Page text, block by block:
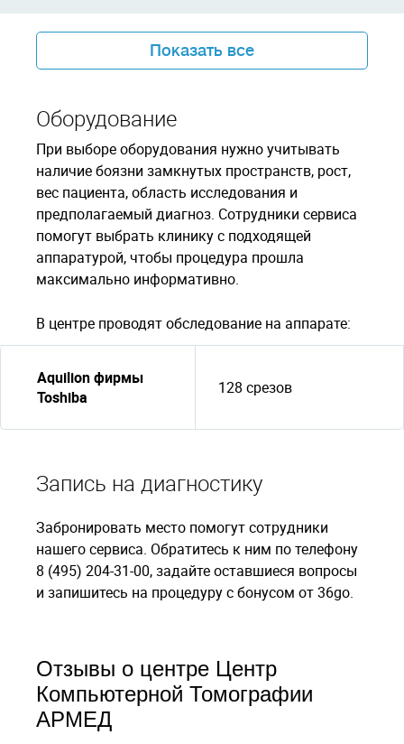
Показать все
Оборудование
При выборе оборудования нужно учитывать
наличие боязни замкнутых пространств, рост,
вес пациента, область исследования и
предполагаемый диагноз. Сотрудники сервиса
помогут выбрать клинику с подходящей
аппаратурой, чтобы процедура прошла
максимально информативно.
В центре проводят обследование на аппарате:
Aquilion фирмы
Toshiba
128 срезов
Запись на диагностику
Забронировать место помогут сотрудники
нашего сервиса. Обратитесь к ним по телефону
8 (495) 204-31-00, задайте оставшиеся вопросы
и запишитесь на процедуру с бонусом от 36go.
Отзывы о центре Центр
Компьютерной Томографии
АРМЕД